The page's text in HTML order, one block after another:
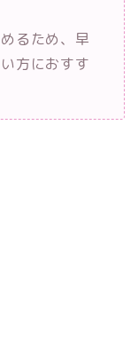
るため、早
方におすす